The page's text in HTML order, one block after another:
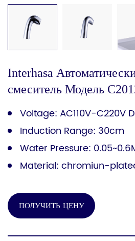
Interhasa
смеситель Модель
Voltage: AC110V-C220V
Induction Range: 30cm
Water Pressure:
Material: chromiun-
ПОЛУЧИТЬ ЦЕНУ